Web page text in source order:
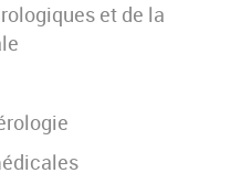
et de la